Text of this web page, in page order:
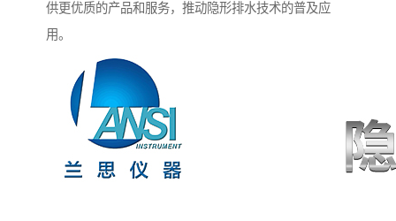
供更优质的产品和服务，推动隐形排水技术的普及应
用。